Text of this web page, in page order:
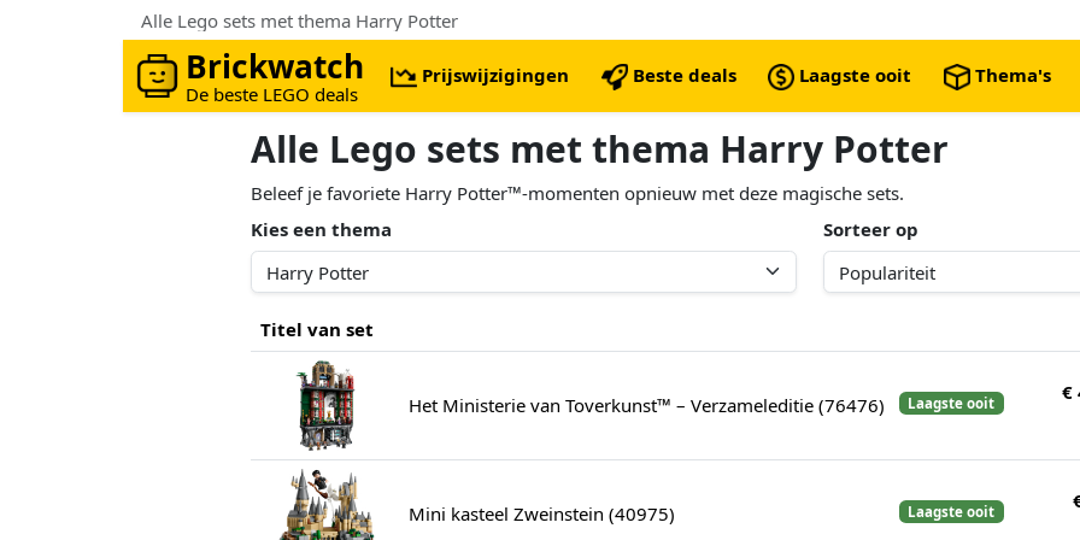
Alle Lego sets met thema Harry Potter
Brickwatch
De beste LEGO deals
Prijswijzigingen Beste deals Laagste ooit Thema's
Alle Lego sets met thema Harry Potter
Beleef je favoriete Harry Potter™-momenten opnieuw met deze magische sets.
Kies een thema
Sorteer op
Titel van set
Laagste ooit
Het Ministerie van Toverkunst™ – Verzameleditie (76476)
€
Laagste ooit
Mini kasteel Zweinstein (40975)